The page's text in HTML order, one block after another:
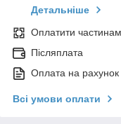
Детальніше
Оплатити
Післяплата
Оплата на рахунок
Всі умови оплати